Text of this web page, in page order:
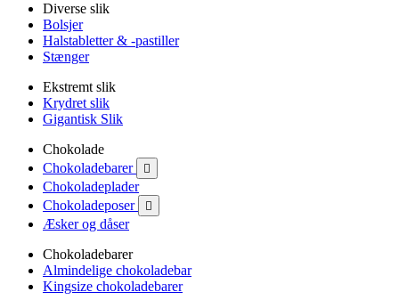
Diverse slik
Bolsjer
Halstabletter & -pastiller
Stænger
Ekstremt slik
Krydret slik
Gigantisk Slik
Chokolade
Chokoladebarer

Chokoladeplader
Chokoladeposer

Æsker og dåser
Chokoladebarer
Almindelige chokoladebar
Kingsize chokoladebarer